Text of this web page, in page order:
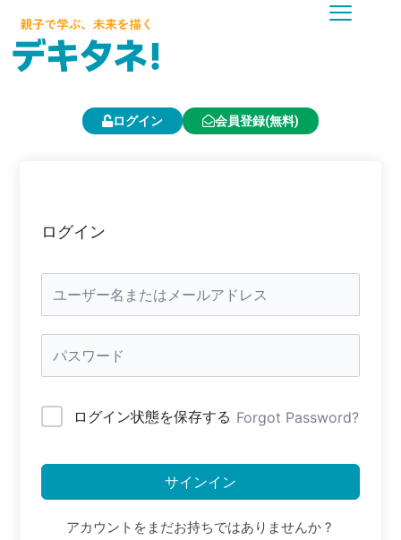
ログイン 会員登録(無料)
ログイン
ログイン状態を保存する Forgot Password?
サインイン
アカウントをまだお持ちではありませんか ?